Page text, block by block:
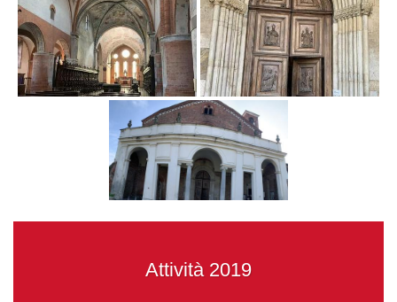
Attività 2019